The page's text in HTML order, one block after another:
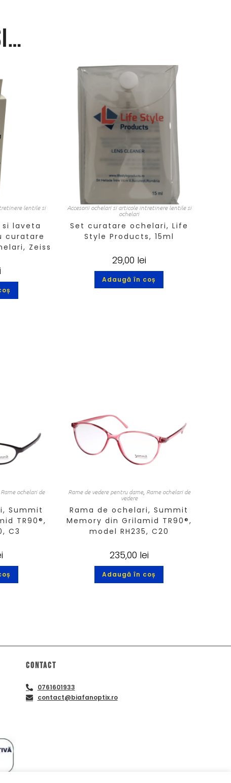
lentile si
laveta
curatare
Zeiss
Accesorii ochelari si articole intretinere lentile si
ochelari
Set curatare ochelari, Life
Style Products, 15ml
29,00 lei
Adaugă în coș
Rame ochelari de
Summit
TR90®,
C3
Rame de vedere pentru dame, Rame ochelari de
vedere
Rama de ochelari, Summit
Memory din Grilamid TR90®,
model RH235, C20
235,00 lei
Adaugă în coș
Contact
0761601933
contact@biafanoptix.ro